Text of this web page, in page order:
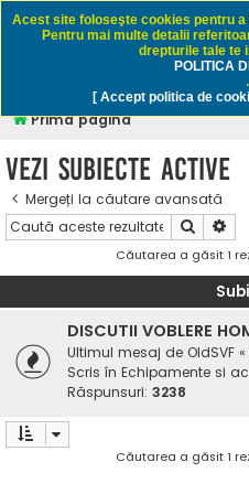
Rapitori.ro -
Prima pagină
Vezi subiecte active
Mergeți la căutare avansată
Căutare
Căutarea a găsit 1
DISCUTII VOBLERE
Ultimul mesaj de OldSVF «
Scris în Echipamente si
Răspunsuri: 3238
Căutarea a găsit 1
Acest site foloseşte cookies pentru
Pentru mai multe detalii
drepturile tale te
POLITICA
.
[ Accept politica de